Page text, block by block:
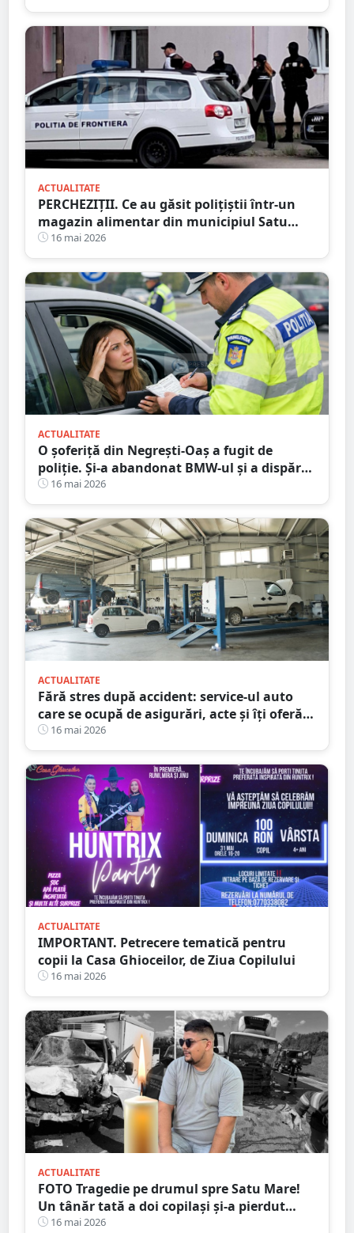
ACTUALITATE
PERCHEZIȚII. Ce au găsit polițiștii într-un
magazin alimentar din municipiul Satu
Mare
16 mai 2026
ACTUALITATE
O șoferiță din Negrești-Oaș a fugit de
poliție. Și-a abandonat BMW-ul și a dispărut
printre blocuri
16 mai 2026
ACTUALITATE
Fără stres după accident: service-ul auto
care se ocupă de asigurări, acte și îți oferă
mașină la schimb
16 mai 2026
ACTUALITATE
IMPORTANT. Petrecere tematică pentru
copii la Casa Ghioceilor, de Ziua Copilului
16 mai 2026
ACTUALITATE
FOTO Tragedie pe drumul spre Satu Mare!
Un tânăr tată a doi copilași și-a pierdut
viața într-un accident cumplit
16 mai 2026